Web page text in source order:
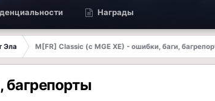
Награды
Эла
M[FR] Classic (с MGE XE) - ошибки, баги,
багрепорты